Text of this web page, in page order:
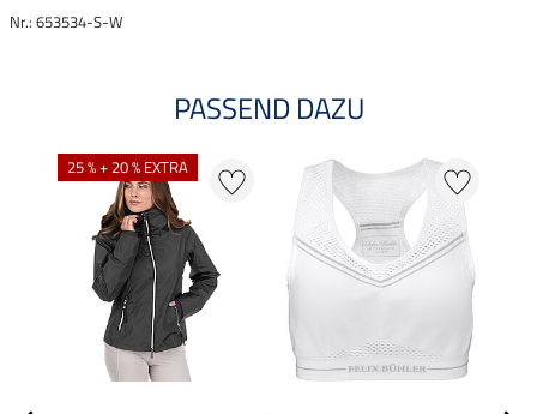
Nr.: 653534-S-W
PASSEND DAZU
25 % + 20 % EXTRA